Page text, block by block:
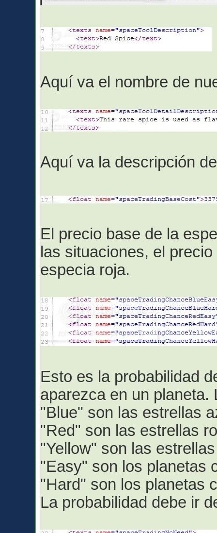
Aquí va el nombre de
Aquí va la descripción
El precio base de la
las situaciones, el
especia roja.
Esto es la probabilidad
aparezca en un planeta.
"Blue" son las estrellas
"Red" son las estrellas
"Yellow" son las
"Easy" son los planetas
"Hard" son los planetas
La probabilidad debe ir